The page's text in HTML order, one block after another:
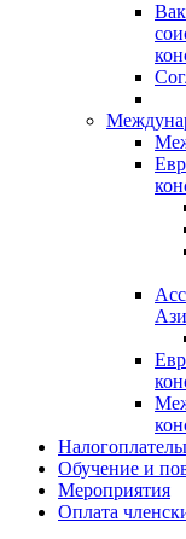
Обучение и
Мероприятия
Оплата